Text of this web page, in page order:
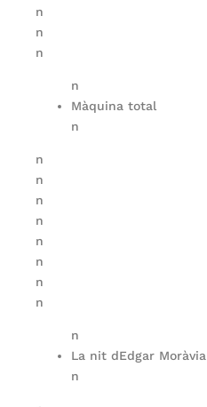
n
n
n
n
Màquina total
n
n
n
n
n
n
n
n
n
n
La nit dEdgar Moràvia
n